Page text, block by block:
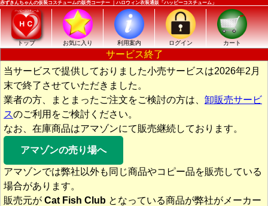
赤ずきんちゃんの仮装コスチュームの販売コーナー ｜ハロウィン衣装通販「ハッピーコスチューム」
トップ お気に入り 利用案内 ログイン カート
サービス終了
当サービスで提供しておりました小売サービスは2026年2月
末で終了させていただきました。
業者の方、まとまったご注文をご検討の方は、 卸販売サービ
スのご利用をご検討ください。
なお、在庫商品はアマゾンにて販売継続しております。
アマゾンの売り場へ
アマゾンでは弊社以外も同じ商品やコピー品を販売している
場合があります。
販売元が Cat Fish Club となっている商品が弊社がメーカー